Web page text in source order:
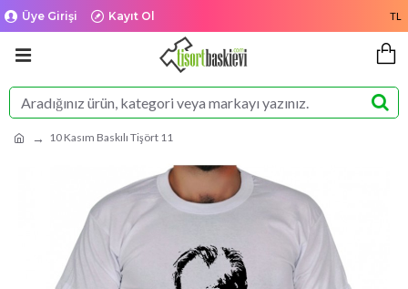
Üye Girişi Kayıt Ol TL
10 Kasım Baskılı Tişört 11